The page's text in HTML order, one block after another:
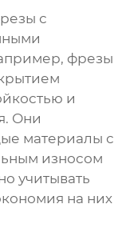
с
фрезы
и
Они
материалы с
износом
учитывать
на них